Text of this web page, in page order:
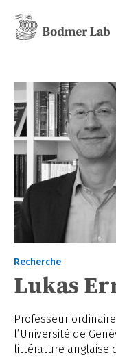
Recherche
Lukas
Professeur
l’Université de
littérature anglaise